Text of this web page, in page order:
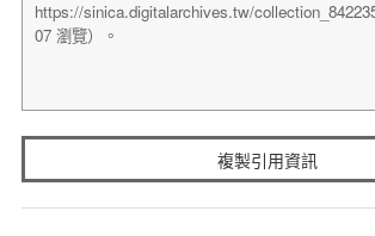
複製引用資訊